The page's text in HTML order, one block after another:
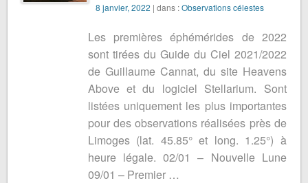
8 janvier, 2022 | dans :Observations célestes
Les premières éphémérides de 2022
sont tirées du Guide du Ciel 2021/2022
de Guillaume Cannat, du site Heavens
Above et du logiciel Stellarium. Sont
listées uniquement les plus importantes
pour des observations réalisées près de
Limoges (lat. 45.85° et long. 1.25°) à
heure légale. 02/01 – Nouvelle Lune
09/01 – Premier …